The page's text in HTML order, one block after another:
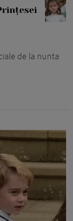
de la nunta